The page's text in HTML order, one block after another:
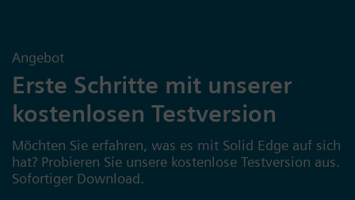
Angebot
Erste Schritte mit unserer
kostenlosen Testversion
Möchten Sie erfahren, was es mit Solid Edge auf sich
hat? Probieren Sie unsere kostenlose Testversion aus.
Sofortiger Download.